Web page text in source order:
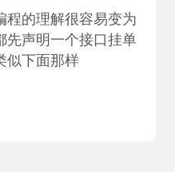
程的理解很容易变为
先声明一个接口挂单
似下面那样